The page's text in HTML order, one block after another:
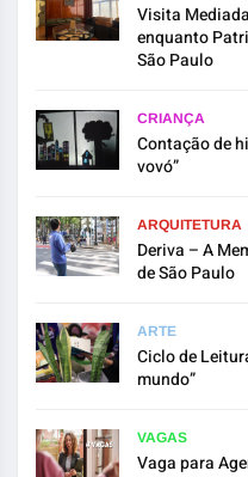
Visita
enquanto
São Paulo
CRIANÇA
Contação de
vovó”
ARQUITETURA
Deriva – A
de São Paulo
ARTE
Ciclo de
mundo”
VAGAS
Vaga para